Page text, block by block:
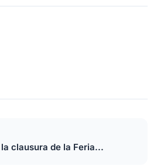
clausura de la Feria...